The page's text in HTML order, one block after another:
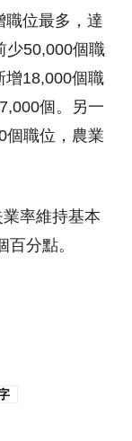
位最多，達
少50,000個職
增18,000個職
個。另一
個職位，農業
率維持基本
分點。